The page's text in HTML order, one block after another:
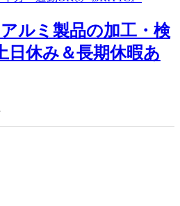
ルミ製品の加工・検
日休み＆長期休暇あ